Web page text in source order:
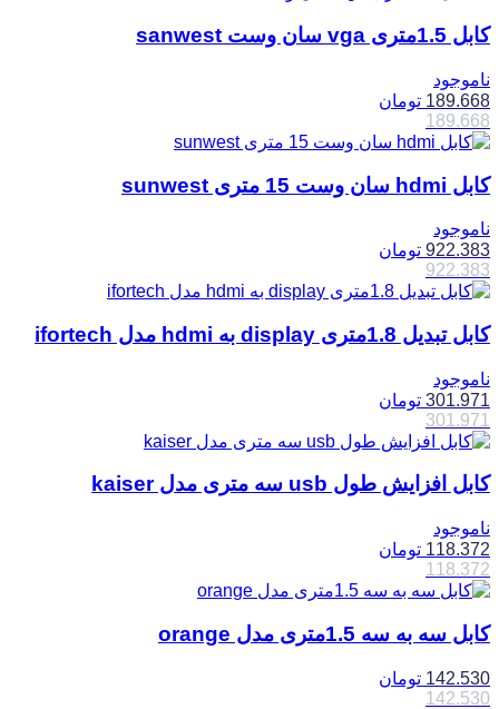
کابل 1.5متری vga سان وست sanwest
ناموجود
189.668 تومان
189.668
کابل hdmi سان وست 15 متری sunwest
ناموجود
922.383 تومان
922.383
کابل تبدیل 1.8متری display به hdmi مدل ifortech
ناموجود
301.971 تومان
301.971
کابل افزایش طول usb سه متری مدل kaiser
ناموجود
118.372 تومان
118.372
کابل سه به سه 1.5متری مدل orange
142.530 تومان
142.530